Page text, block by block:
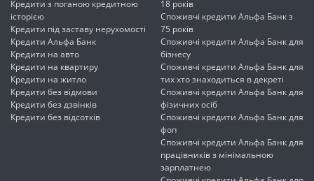
Кредити з поганою кредитною
історією
Кредити під заставу нерухомості
Кредити Альфа Банк
Кредити на авто
Кредити на квартиру
Кредити на житло
Кредити без відмови
Кредити без дзвінків
Кредити без відсотків
18 років
Споживчі кредити Альфа Банк з
75 років
Споживчі кредити Альфа Банк для
бізнесу
Споживчі кредити Альфа Банк для
тих хто знаходиться в декреті
Споживчі кредити Альфа Банк для
фізичних осіб
Споживчі кредити Альфа Банк для
фоп
Споживчі кредити Альфа Банк для
працівників з мінімальною
зарплатнею